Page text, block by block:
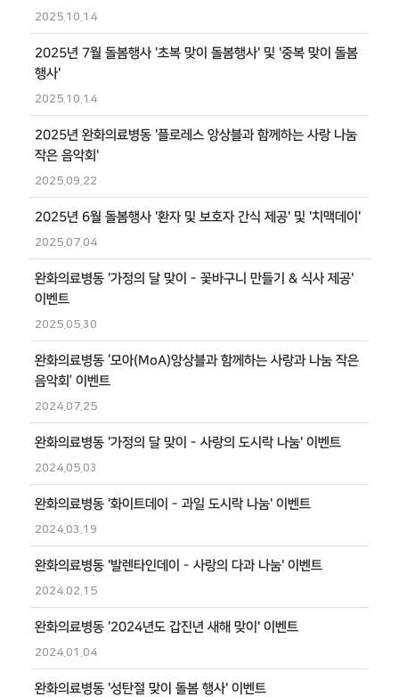
2025.10.14
2025년 7월 돌봄행사 '초복 맞이 돌봄행사' 및 '중복 맞이 돌봄
행사'
2025.10.14
2025년 완화의료병동 '플로레스 앙상블과 함께하는 사랑 나눔
작은 음악회'
2025.09.22
2025년 6월 돌봄행사 '환자 및 보호자 간식 제공' 및 '치맥데이'
2025.07.04
완화의료병동 '가정의 달 맞이 - 꽃바구니 만들기 & 식사 제공'
이벤트
2025.05.30
완화의료병동 ‘모아(MoA)앙상블과 함께하는 사랑과 나눔 작은
음악회’ 이벤트
2024.07.25
완화의료병동 '가정의 달 맞이 - 사랑의 도시락 나눔' 이벤트
2024.05.03
완화의료병동 '화이트데이 - 과일 도시락 나눔' 이벤트
2024.03.19
완화의료병동 '발렌타인데이 - 사랑의 다과 나눔' 이벤트
2024.02.15
완화의료병동 '2024년도 갑진년 새해 맞이' 이벤트
2024.01.04
완화의료병동 '성탄절 맞이 돌봄 행사' 이벤트